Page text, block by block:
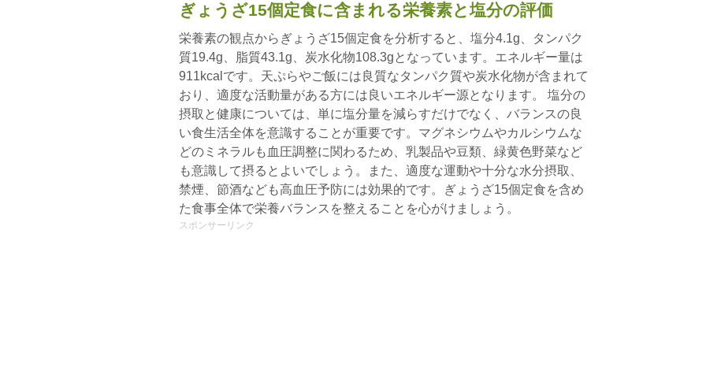
ぎょうざ15個定食に含まれる栄養素と塩分の評価
栄養素の観点からぎょうざ15個定食を分析すると、塩分4.1g、タンパク
質19.4g、脂質43.1g、炭水化物108.3gとなっています。エネルギー量は
911kcalです。天ぷらやご飯には良質なタンパク質や炭水化物が含まれて
おり、適度な活動量がある方には良いエネルギー源となります。 塩分の
摂取と健康については、単に塩分量を減らすだけでなく、バランスの良
い食生活全体を意識することが重要です。マグネシウムやカルシウムな
どのミネラルも血圧調整に関わるため、乳製品や豆類、緑黄色野菜など
も意識して摂るとよいでしょう。また、適度な運動や十分な水分摂取、
禁煙、節酒なども高血圧予防には効果的です。ぎょうざ15個定食を含め
た食事全体で栄養バランスを整えることを心がけましょう。
スポンサーリンク